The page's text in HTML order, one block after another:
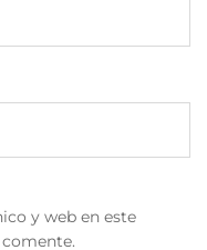
y web en este